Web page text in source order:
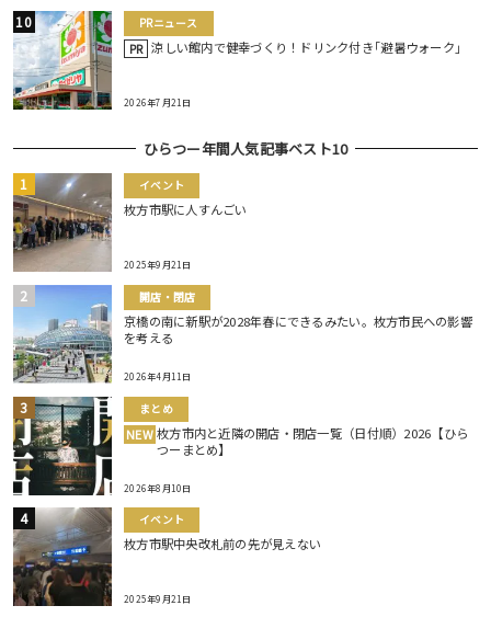
PRニュース
PR 涼しい館内で健幸づくり！ドリンク付き｢避暑ウォーク｣
2026年7月21日
ひらつー年間人気記事ベスト10
イベント
枚方市駅に人すんごい
2025年9月21日
開店・閉店
京橋の南に新駅が2028年春にできるみたい。枚方市民への影響
を考える
2026年4月11日
まとめ
NEW 枚方市内と近隣の開店・閉店一覧（日付順）2026【ひら
つーまとめ】
2026年8月10日
イベント
枚方市駅中央改札前の先が見えない
2025年9月21日